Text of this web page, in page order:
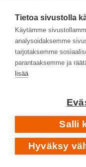
toukokuu 2019
huhtikuu 2019
maaliskuu 2019
helmikuu 2019
tammikuu 2019
joulukuu 2018
elokuu 2018
heinäkuu 2018
kesäkuu 2018
toukokuu 2018
huhtikuu 2018
Tietoa sivustolla
Käytämme
analysoidaksemme
tarjotaksemme
parantaaksemme ja
lisää
Salli
Hyväksy